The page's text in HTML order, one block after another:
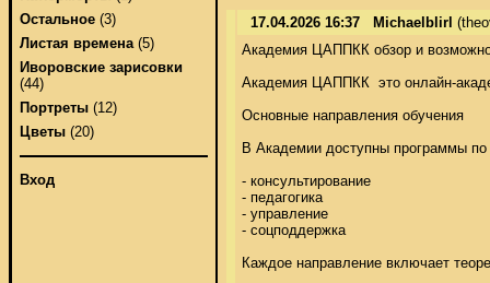
Остальное (3)
Листая времена(5)
Иворовские зарисовки
(44)
Портреты (12)
Цветы (20)
Вход
17.04.2026 16:37 Michaelblirl
Академия ЦАППКК обзор и
Академия ЦАППКК  это онлайн-
Основные направления обучения
В Академии доступны программы
- консультирование
- педагогика
- управление
- соцподдержка
Каждое направление включает